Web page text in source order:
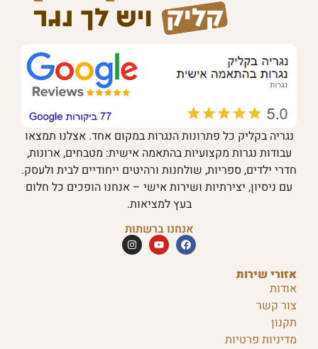
אזורי שירות
אודות
צור קשר
תקנון
מדיניות פרטיות
נגריה בקליק כל פתרונות הנגרות במקום אחד. אצלנו תמצאו
עבודות נגרות מקצועיות בהתאמה אישית: מטבחים, ארונות,
חדרי ילדים, ספריות, שולחנות ורהיטים ייחודיים לבית ולעסק.
עם ניסיון, יצירתיות ושירות אישי – אנחנו הופכים כל חלום
בעץ למציאות.
אנחנו ברשתות